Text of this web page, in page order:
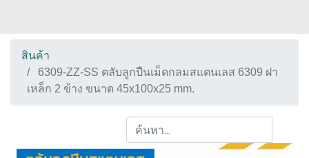
สินค้า
6309-ZZ-SS ตลับลูกปืนเม็ดกลมสแตนเลส 6309 ฝา
เหล็ก 2 ข้าง ขนาด 45x100x25 mm.